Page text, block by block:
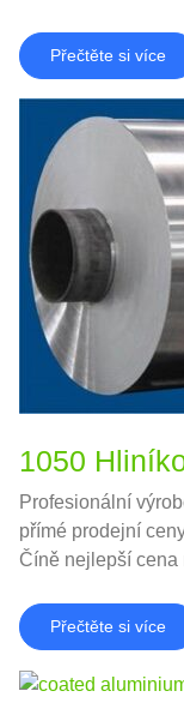
Přečtěte si více
1050
Profesionální
přímé prodejní
Číně nejlepší cena
Přečtěte si více